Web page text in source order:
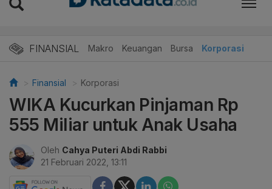
FINANSIAL Makro Keuangan Bursa Korporasi
Finansial Korporasi
WIKA Kucurkan Pinjaman Rp
555 Miliar untuk Anak Usaha
Oleh Cahya Puteri Abdi Rabbi
21 Februari 2022, 13:11